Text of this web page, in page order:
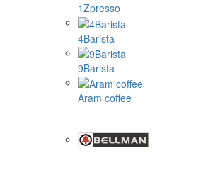
1Zpresso
4Barista
9Barista
Aram coffee